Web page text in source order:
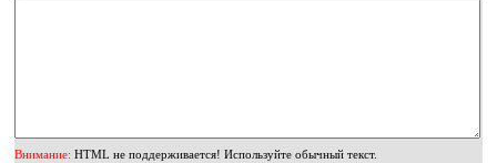
Внимание: HTML не поддерживается! Используйте обычный текст.